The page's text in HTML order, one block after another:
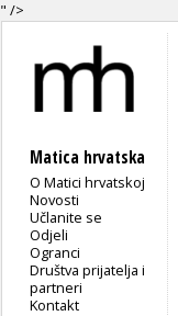
" />
Matica hrvatska
O Matici hrvatskoj
Novosti
Učlanite se
Odjeli
Ogranci
Društva prijatelja i
partneri
Kontakt